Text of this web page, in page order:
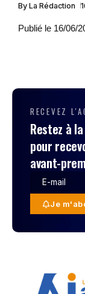
By La Rédaction
Publié le 16/06/
RECEVEZ
Restez à
pour
avant-
Je